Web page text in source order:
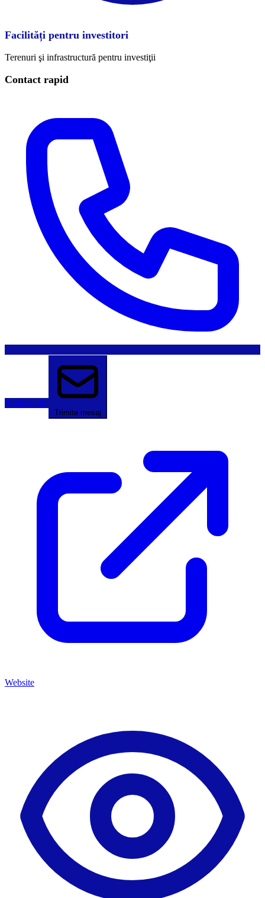
Facilități pentru investitori
Terenuri şi infrastructură pentru investiţii
Contact rapid
Sună acum
Trimite mesaj
Website